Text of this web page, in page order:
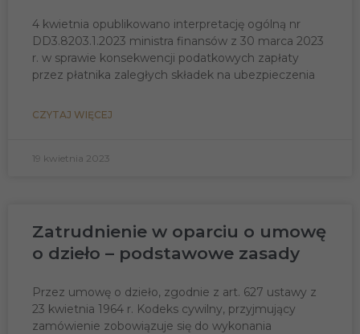
4 kwietnia opublikowano interpretację ogólną nr
DD3.8203.1.2023 ministra finansów z 30 marca 2023
r. w sprawie konsekwencji podatkowych zapłaty
przez płatnika zaległych składek na ubezpieczenia
CZYTAJ WIĘCEJ
19 kwietnia 2023
Zatrudnienie w oparciu o umowę
o dzieło – podstawowe zasady
Przez umowę o dzieło, zgodnie z art. 627 ustawy z
23 kwietnia 1964 r. Kodeks cywilny, przyjmujący
zamówienie zobowiązuje się do wykonania